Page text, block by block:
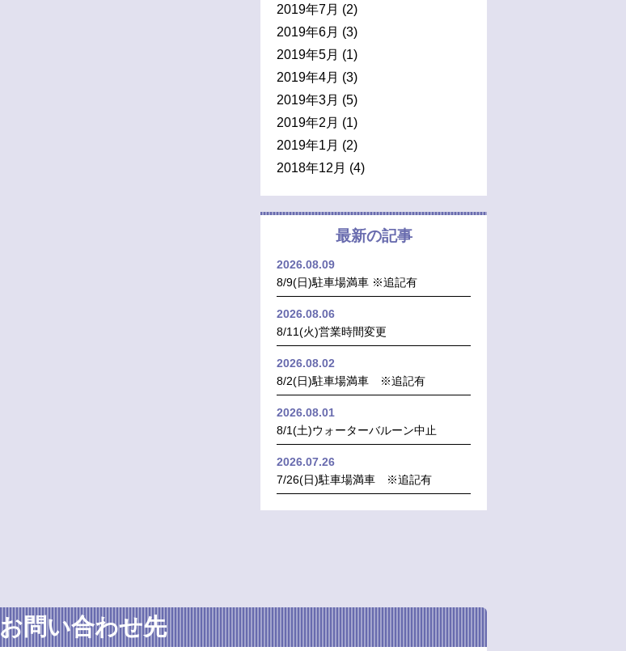
2019年7月 (2)
2019年6月 (3)
2019年5月 (1)
2019年4月 (3)
2019年3月 (5)
2019年2月 (1)
2019年1月 (2)
2018年12月 (4)
最新の記事
2026.08.09
8/9(日)駐車場満車 ※追記有
2026.08.06
8/11(火)営業時間変更
2026.08.02
8/2(日)駐車場満車 ※追記有
2026.08.01
8/1(土)ウォーターバルーン中止
2026.07.26
7/26(日)駐車場満車 ※追記有
お問い合わせ先